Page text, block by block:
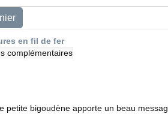
en fil de fer
complémentaires
petite bigoudène apporte un beau